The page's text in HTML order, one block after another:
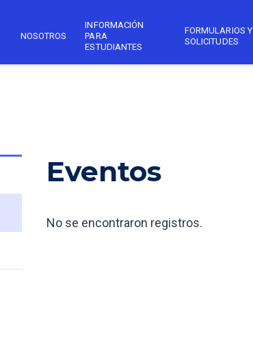
NOSOTROS
INFORMACIÓN
PARA
ESTUDIANTES
FORMULARIOS Y
SOLICITUDES
Eventos
No se encontraron registros.